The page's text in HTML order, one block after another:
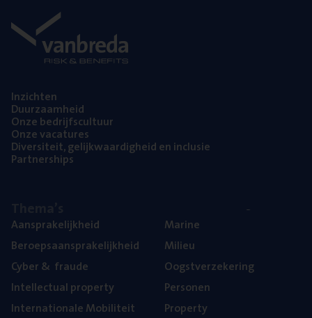
Inzich­ten
Duur­zaam­heid
Onze bedrijfs­cul­tuur
Onze vaca­tu­res
Diver­si­teit, gelijk­waar­dig­heid en inclusie
Part­ner­ships
Aan­spra­ke­lijk­heid
Beroeps­aan­spra­ke­lijk­heid
Cyber& fraude
Intel­lec­tu­al property
Inter­na­ti­o­na­le Mobiliteit
Mari­ne
Mili­eu
Oogst­ver­ze­ke­ring
Per­so­nen
Pro­per­ty